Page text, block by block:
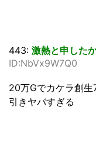
443: 激熱と申した
ID:NbVx9W7Q0
20万Gでカケラ創
引きヤバすぎる